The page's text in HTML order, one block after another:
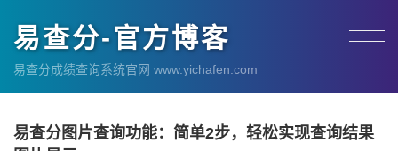
易查分-官方博客
易查分成绩查询系统官网 www.yichafen.com
易查分图片查询功能：简单2步，轻松实现查询结果